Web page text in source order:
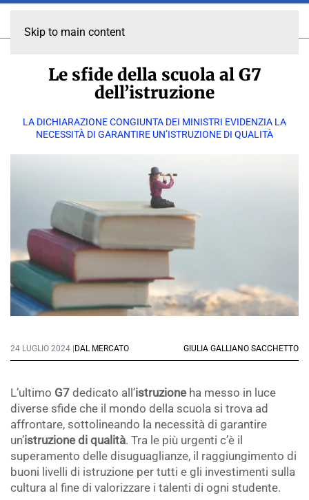
Skip to main content
Le sfide della scuola al G7
dell’istruzione
LA DICHIARAZIONE CONGIUNTA DEI MINISTRI EVIDENZIA LA
NECESSITÀ DI GARANTIRE UN’ISTRUZIONE DI QUALITÀ
24 LUGLIO 2024 | DAL MERCATO GIULIA GALLIANO SACCHETTO
L’ultimo G7 dedicato all’istruzione ha messo in luce
diverse sfide che il mondo della scuola si trova ad
affrontare, sottolineando la necessità di garantire
un’istruzione di qualità. Tra le più urgenti c’è il
superamento delle disuguaglianze, il raggiungimento di
buoni livelli di istruzione per tutti e gli investimenti sulla
cultura al fine di valorizzare i talenti di ogni studente.